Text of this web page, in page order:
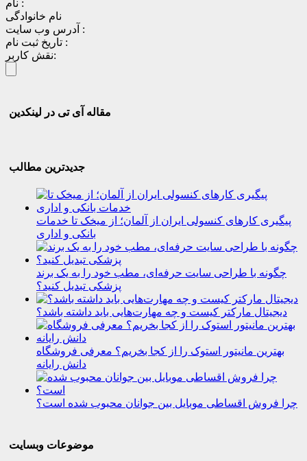
نام :
نام خانوادگی
آدرس وب سایت :
تاریخ ثبت نام :
نقش کاربر:
مقاله آی تی در لینکدین
جدیدترین مطالب
پیگیری کارهای کنسولی ایران از آلمان؛ از میخک تا خدمات
بانکی و اداری
چگونه با طراحی سایت حرفه‌ای، مطب خود را به یک برند
پزشکی تبدیل کنید؟
دیجیتال مارکتر کیست و چه مهارت‌هایی باید داشته باشد؟
بهترین مانیتور استوک را از کجا بخریم؟ معرفی فروشگاه
دانش رایانه
چرا فروش اقساطی موبایل بین جوانان محبوب شده است؟
موضوعات وبسایت